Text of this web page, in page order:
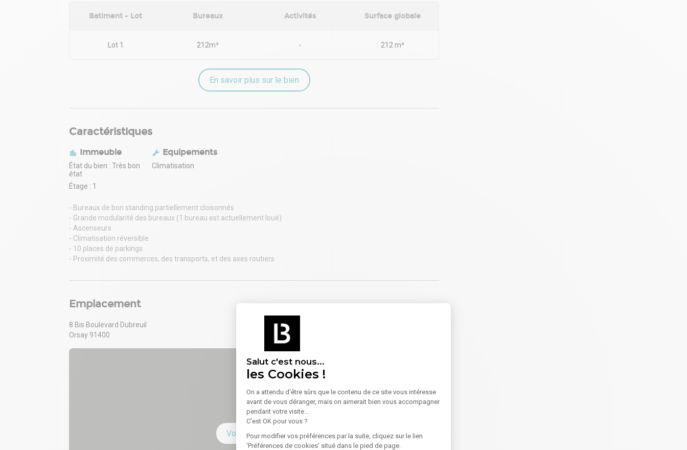
Salut c'est nous...
les Cookies !
On a attendu d'être sûrs que le contenu de ce site vous intéresse
avant de vous déranger, mais on aimerait bien vous accompagner
pendant votre visite...
C'est OK pour vous ?
Pour modifier vos préférences par la suite, cliquez sur le lien
'Préférences de cookies' situé dans le pied de page.
Batiment - Lot Bureaux Activités Surface globale
Lot 1 212m² - 212 m²
En savoir plus sur le bien
Caractéristiques
Immeuble
État du bien : Très bon
état
Étage : 1
Equipements
Climatisation
- Bureaux de bon standing partiellement cloisonnés
- Grande modularité des bureaux (1 bureau est actuellement loué)
- Ascenseurs
- Climatisation réversible
- 10 places de parkings
- Proximité des commerces, des transports, et des axes routiers
Emplacement
8 Bis Boulevard Dubreuil
Orsay 91400
Voir sur la carte